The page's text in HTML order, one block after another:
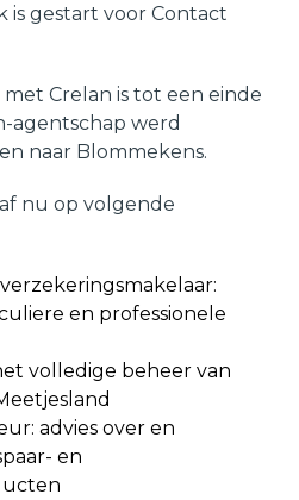
is gestart voor Contact
Crelan is tot een einde
agentschap werd
naar Blommekens.
nu op volgende
en professionele
volledige beheer van
advies over en
en